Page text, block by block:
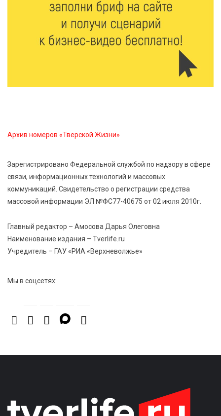
5 Авг 2026 18:07 578
От Святого Августина до кислотных рейвов:
необычная лекция об истории танцевальной
музыки
Завершается обустройство трассы
5 Авг 2026 16:32 407
приобщают детей к здоровому образу жизни
5 Авг 2026 16:16 111
21 компания Верхневолжья получила статус
5 Авг 2026 16:02 396
Спорт и дисциплина: транспортные полицейские
Архив номеров «Тверской Жизни»
Зарегистрировано Федеральной службой по надзору в сфере
связи, информационных технологий и массовых
коммуникаций. Свидетельство о регистрации средства
массовой информации ЭЛ №ФС77-40675 от 02 июля 2010г.
Главный редактор – Амосова Дарья Олеговна
Наименование издания – Tverlife.ru
Учредитель – ГАУ «РИА «Верхневолжье»
Мы в соцсетях: